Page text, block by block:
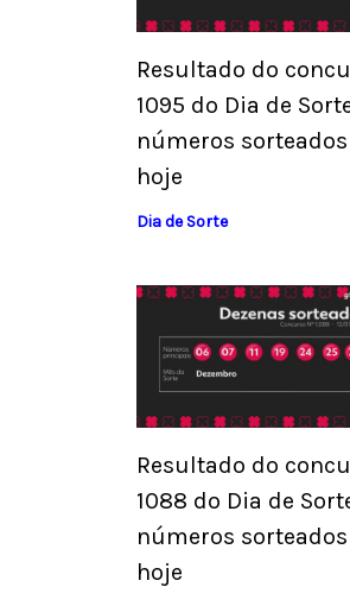
Resultado do
1095 do Dia de
números sorteados
hoje
Dia de Sorte
Resultado do
1088 do Dia de
números sorteados
hoje